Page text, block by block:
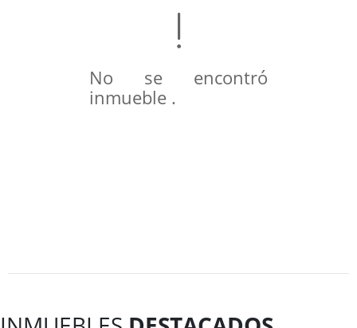
No se encontró
inmueble .